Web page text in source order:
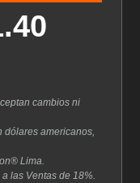
El
cambios ni
dólares americanos,
Lima.
las Ventas de 18%.